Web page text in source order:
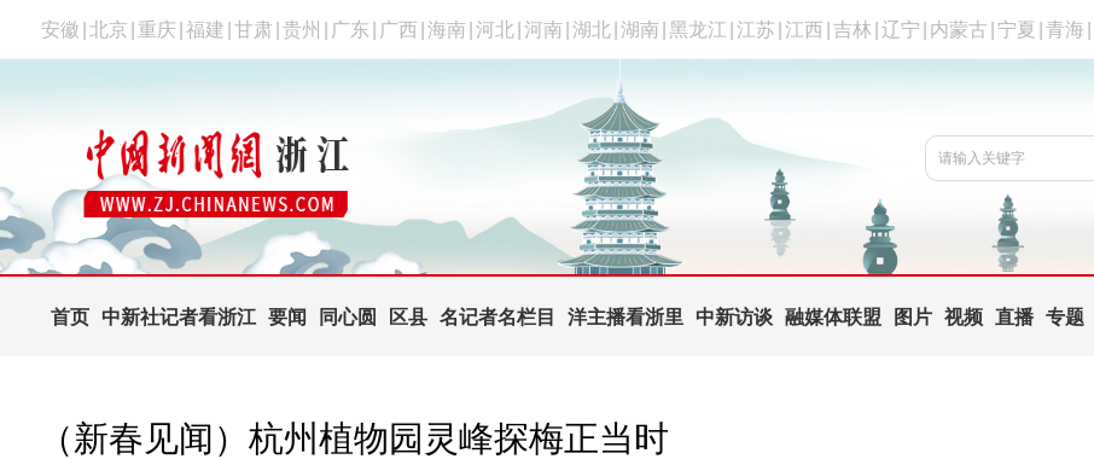
安徽 北京 重庆 福建 甘肃 贵州 广东 广西 海南 河北 河南 湖北 湖南 黑龙江 江苏 江西 吉林 辽宁 内蒙古 宁夏 青海
首页 中新社记者看浙江 要闻 同心圆 区县 名记者名栏目 洋主播看浙里 中新访谈 融媒体联盟 图片 视频 直播 专题
（新春见闻）杭州植物园灵峰探梅正当时